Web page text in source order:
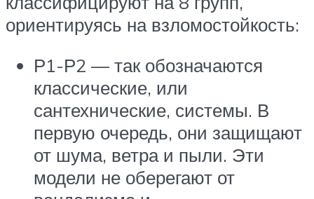
ориентируясь на взломостойкость:
Р1-Р2 — так обозначаются
классические, или
сантехнические, системы. В
первую очередь, они защищают
от шума, ветра и пыли. Эти
модели не оберегают от